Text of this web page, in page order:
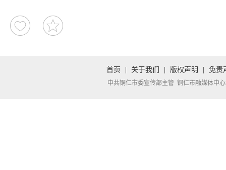
首页 关于我们 版权声明 免责
中共铜仁市委宣传部主管 铜仁市融媒体中心